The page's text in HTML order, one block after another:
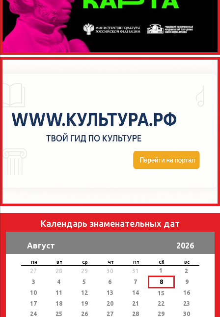
Календарь знаменательных дат
Август 2026
Пн Вт Ср Чт Пт Сб Вс
27 28 29 30 31 1
2
3
4 5 6 7 8
9
10
11 12 13 14 15
16
17
18 19 20 21 22
23
24
25 26 27 28 29 30